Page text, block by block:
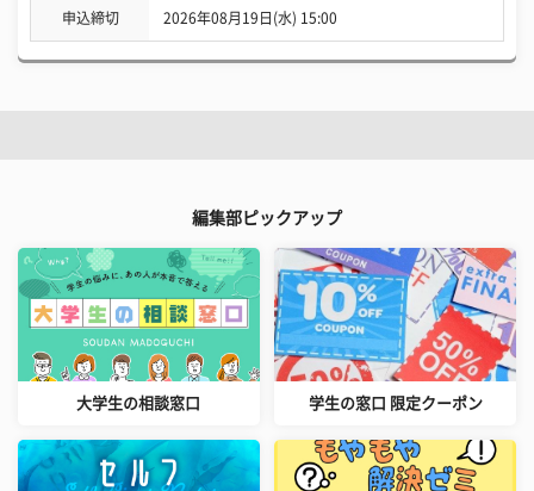
申込締切 2026年08月19日(水) 15:00
編集部ピックアップ
大学生の相談窓口 学生の窓口 限定クーポン